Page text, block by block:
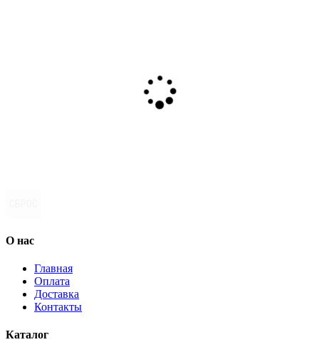
О нас
Главная
Оплата
Доставка
Контакты
Каталог